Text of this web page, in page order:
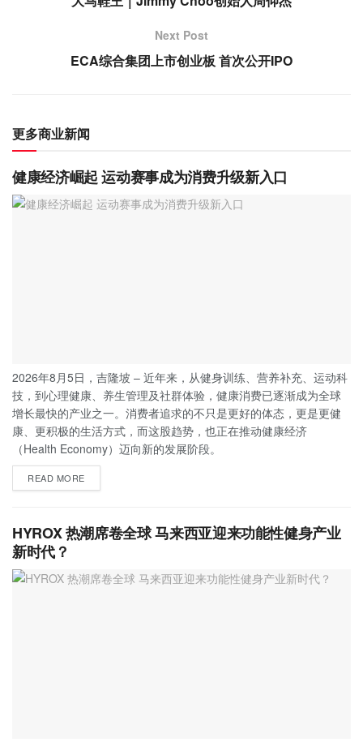
Next Post
ECA综合集团上市创业板 首次公开IPO
更多商业新闻
健康经济崛起 运动赛事成为消费升级新入口
2026年8月5日，吉隆坡 – 近年来，从健身训练、营养补充、运动科
技，到心理健康、养生管理及社群体验，健康消费已逐渐成为全球
增长最快的产业之一。消费者追求的不只是更好的体态，更是更健
康、更积极的生活方式，而这股趋势，也正在推动健康经济
（Health Economy）迈向新的发展阶段。
READ MORE
HYROX 热潮席卷全球 马来西亚迎来功能性健身产业
新时代？